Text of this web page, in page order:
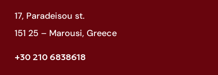
17, Paradeisou st.
151 25 – Marousi, Greece
+30 210 6838618